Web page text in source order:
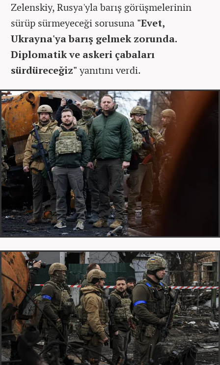
Zelenskiy, Rusya'yla barış görüşmelerinin
sürüp sürmeyeceği sorusuna "Evet,
Ukrayna'ya barış gelmek zorunda.
Diplomatik ve askeri çabaları
sürdüreceğiz"yanıtını verdi.